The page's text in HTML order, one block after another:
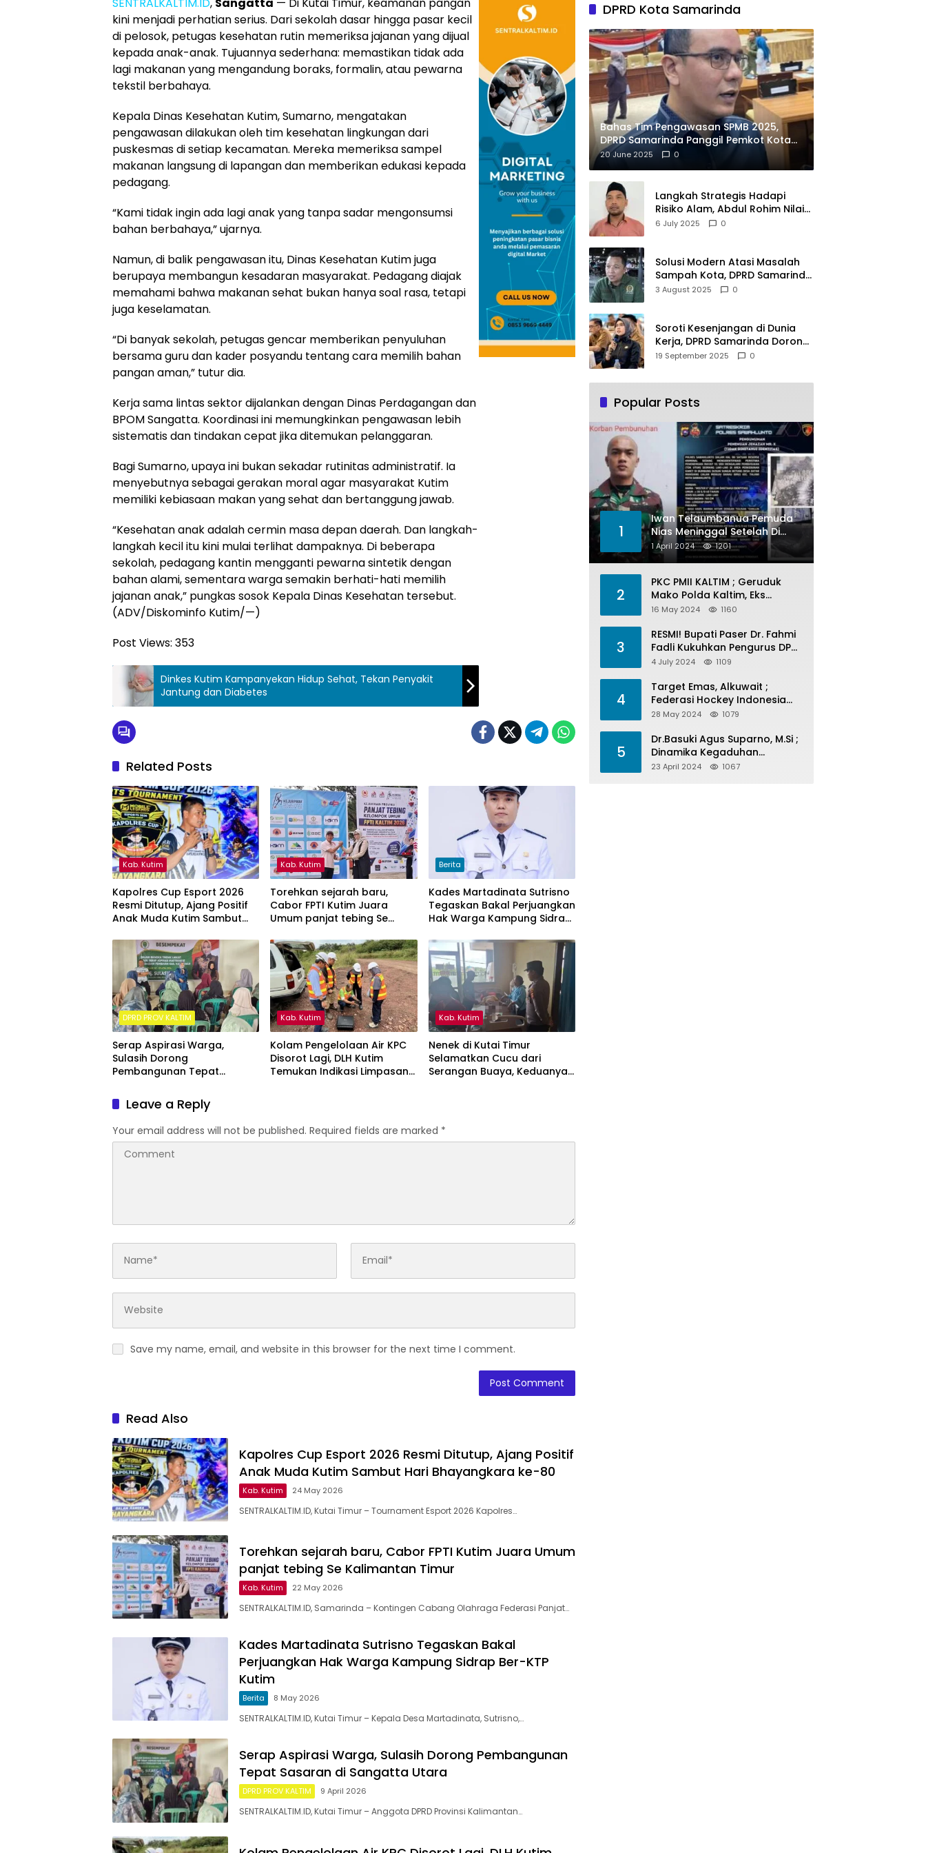
SENTRALKALTIM.ID, Sangatta — Di Kutai Timur, keamanan pangan
kini menjadi perhatian serius. Dari sekolah dasar hingga pasar kecil
di pelosok, petugas kesehatan rutin memeriksa jajanan yang dijual
kepada anak-anak. Tujuannya sederhana: memastikan tidak ada
lagi makanan yang mengandung boraks, formalin, atau pewarna
tekstil berbahaya.
Kepala Dinas Kesehatan Kutim, Sumarno, mengatakan
pengawasan dilakukan oleh tim kesehatan lingkungan dari
puskesmas di setiap kecamatan. Mereka memeriksa sampel
makanan langsung di lapangan dan memberikan edukasi kepada
pedagang.
“Kami tidak ingin ada lagi anak yang tanpa sadar mengonsumsi
bahan berbahaya,” ujarnya.
Namun, di balik pengawasan itu, Dinas Kesehatan Kutim juga
berupaya membangun kesadaran masyarakat. Pedagang diajak
memahami bahwa makanan sehat bukan hanya soal rasa, tetapi
juga keselamatan.
“Di banyak sekolah, petugas gencar memberikan penyuluhan
bersama guru dan kader posyandu tentang cara memilih bahan
pangan aman,” tutur dia.
Kerja sama lintas sektor dijalankan dengan Dinas Perdagangan dan
BPOM Sangatta. Koordinasi ini memungkinkan pengawasan lebih
sistematis dan tindakan cepat jika ditemukan pelanggaran.
Bagi Sumarno, upaya ini bukan sekadar rutinitas administratif. Ia
menyebutnya sebagai gerakan moral agar masyarakat Kutim
memiliki kebiasaan makan yang sehat dan bertanggung jawab.
“Kesehatan anak adalah cermin masa depan daerah. Dan langkah-
langkah kecil itu kini mulai terlihat dampaknya. Di beberapa
sekolah, pedagang kantin mengganti pewarna sintetik dengan
bahan alami, sementara warga semakin berhati-hati memilih
jajanan anak,” pungkas sosok Kepala Dinas Kesehatan tersebut.
(ADV/Diskominfo Kutim/—)
Post Views: 353
Dinkes Kutim Kampanyekan Hidup Sehat, Tekan Penyakit
Jantung dan Diabetes
Related Posts
Kab. Kutim
Kapolres Cup Esport 2026
Resmi Ditutup, Ajang Positif
Anak Muda Kutim Sambut
Kab. Kutim
Torehkan sejarah baru,
Cabor FPTI Kutim Juara
Umum panjat tebing Se
Berita
Kades Martadinata Sutrisno
Tegaskan Bakal Perjuangkan
Hak Warga Kampung Sidrap
DPRD PROV KALTIM
Serap Aspirasi Warga,
Sulasih Dorong
Pembangunan Tepat
Kab. Kutim
Kolam Pengelolaan Air KPC
Disorot Lagi, DLH Kutim
Temukan Indikasi Limpasan
Kab. Kutim
Nenek di Kutai Timur
Selamatkan Cucu dari
Serangan Buaya, Keduanya
Leave a Reply
Your email address will not be published. Required fields are marked *
Save my name, email, and website in this browser for the next time I comment.
Read Also
Kapolres Cup Esport 2026 Resmi Ditutup, Ajang Positif
Anak Muda Kutim Sambut Hari Bhayangkara ke-80
Kab. Kutim 24 May 2026
SENTRALKALTIM.ID, Kutai Timur – Tournament Esport 2026 Kapolres…
Torehkan sejarah baru, Cabor FPTI Kutim Juara Umum
panjat tebing Se Kalimantan Timur
Kab. Kutim 22 May 2026
SENTRALKALTIM.ID, Samarinda – Kontingen Cabang Olahraga Federasi Panjat…
Kades Martadinata Sutrisno Tegaskan Bakal
Perjuangkan Hak Warga Kampung Sidrap Ber-KTP
Kutim
Berita 8 May 2026
SENTRALKALTIM.ID, Kutai Timur – Kepala Desa Martadinata, Sutrisno,…
Serap Aspirasi Warga, Sulasih Dorong Pembangunan
Tepat Sasaran di Sangatta Utara
DPRD PROV KALTIM 9 April 2026
SENTRALKALTIM.ID, Kutai Timur – Anggota DPRD Provinsi Kalimantan…
DPRD Kota Samarinda
Bahas Tim Pengawasan SPMB 2025,
DPRD Samarinda Panggil Pemkot Kota
Tepian
20 June 2025 0
Langkah Strategis Hadapi
Risiko Alam, Abdul Rohim Nilai
Samarinda Siap Jadi Pusat
6 July 2025 0
Solusi Modern Atasi Masalah
Sampah Kota, DPRD Samarinda
Dukung Penuh Proyek PLTSA
3 August 2025 0
Soroti Kesenjangan di Dunia
Kerja, DPRD Samarinda Dorong
Pemkot Gencarkan
19 September 2025 0
Popular Posts
1
Iwan Telaumbanua Pemuda
Nias Meninggal Setelah Di
Habisi Oknum TNI AL
1 April 2024 1201
2
PKC PMII KALTIM ; Geruduk
Mako Polda Kaltim, Eks
Lubang Tambang Banyak
16 May 2024 1160
3
RESMI! Bupati Paser Dr. Fahmi
Fadli Kukuhkan Pengurus DPP
LAP 2024-2029
4 July 2024 1109
4
Target Emas, Alkuwait ;
Federasi Hockey Indonesia
Kota Balikpapan Siap Menjadi
28 May 2024 1079
5
Dr.Basuki Agus Suparno, M.Si ;
Dinamika Kegaduhan
Komunikasi Politik Jelang
23 April 2024 1067